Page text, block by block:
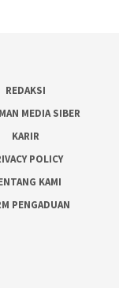
REDAKSI
MEDIA SIBER
KARIR
POLICY
KAMI
PENGADUAN